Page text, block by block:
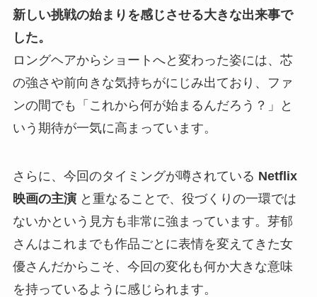
新しい挑戦の始まりを感じさせる大きな出来事で
した。
ロングヘアからショートへと変わった姿には、芯
の強さや前向きな気持ちがにじみ出ており、ファ
ンの間でも「これから何が始まるんだろう？」と
いう期待が一気に高まっています。
さらに、今回のタイミングが噂されている Netflix
映画の主演と重なることで、役づくりの一環では
ないかという見方も非常に強まっています。芽郁
さんはこれまでも作品ごとに表情を変えてきた女
優さんだからこそ、今回の変化も何か大きな意味
を持っているように感じられます。